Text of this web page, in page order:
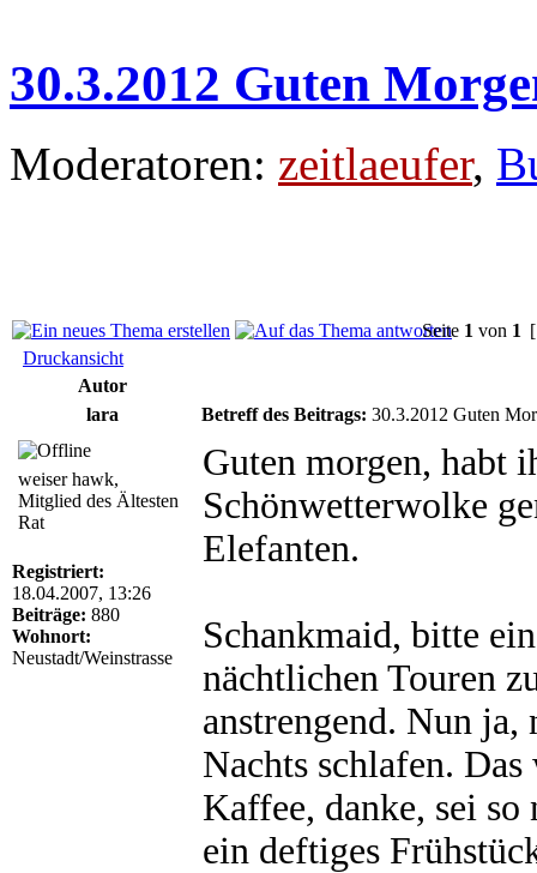
30.3.2012 Guten
Moderatoren: zeitlaeufer,
Seite 1 von 1
Druckansicht
Autor
lara
Betreff des Beitrags: 30.3.2012 Guten
weiser hawk,
Mitglied des Ältesten
Rat
Registriert:
18.04.2007, 13:26
Beiträge: 880
Wohnort:
Neustadt/Weinstrasse
Guten morgen, habt
Schönwetterwolke
Elefanten.
Schankmaid, bitte
nächtlichen Touren
anstrengend. Nun ja,
Nachts schlafen.
Kaffee, danke, sei
ein deftiges